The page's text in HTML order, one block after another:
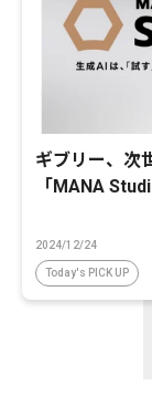
ギブリー、次
「MANA
2024/12/24
Today's PICK UP